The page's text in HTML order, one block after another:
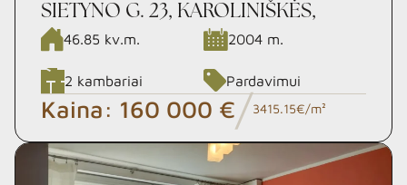
SIETYNO G. 23, KAROLINIŠKĖS,
VILNIUS
46.85 kv.m. 2004 m.
2 kambariai Pardavimui
Kaina: 160 000 €/3415.15€/m²